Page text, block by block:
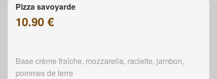
Pizza savoyarde
10.90 €
Base crème fraîche, mozzarella, raclette, jambon,
pommes de terre